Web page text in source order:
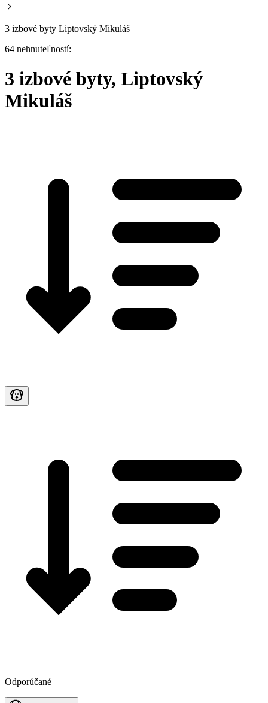
3 izbové byty Liptovský Mikuláš
64 nehnuteľností:
3 izbové byty, Liptovský
Mikuláš
Odporúčané